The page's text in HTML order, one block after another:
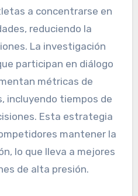
a concentrarse en
reduciendo la
La investigación
participan en diálogo
métricas de
incluyendo tiempos de
Esta estrategia
mantener la
lo que lleva a mejores
de alta presión.